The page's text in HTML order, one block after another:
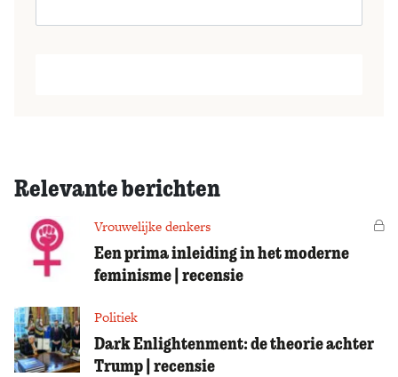
Relevante berichten
Vrouwelijke denkers
Een prima inleiding in het moderne
feminisme | recensie
Politiek
Dark Enlightenment: de theorie achter
Trump | recensie